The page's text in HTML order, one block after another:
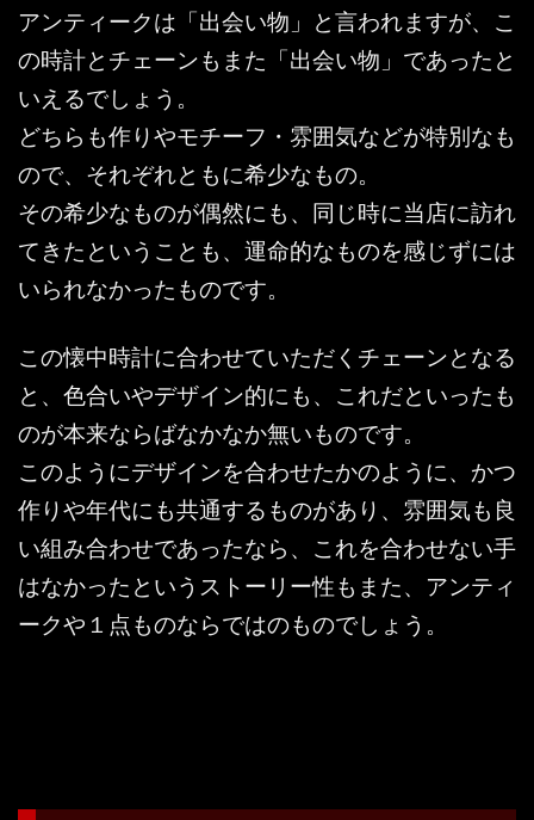
アンティークは「出会い物」と言われますが、こ
の時計とチェーンもまた「出会い物」であったと
いえるでしょう。
どちらも作りやモチーフ・雰囲気などが特別なも
ので、それぞれともに希少なもの。
その希少なものが偶然にも、同じ時に当店に訪れ
てきたということも、運命的なものを感じずには
いられなかったものです。
この懐中時計に合わせていただくチェーンとなる
と、色合いやデザイン的にも、これだといったも
のが本来ならばなかなか無いものです。
このようにデザインを合わせたかのように、かつ
作りや年代にも共通するものがあり、雰囲気も良
い組み合わせであったなら、これを合わせない手
はなかったというストーリー性もまた、アンティ
ークや１点ものならではのものでしょう。